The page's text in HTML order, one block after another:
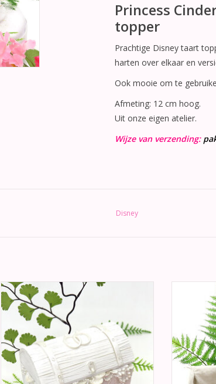
Princess
topper
Prachtige Disney taart
harten over elkaar en
Ook mooie om te
Afmeting: 12 cm hoog.
Uit onze eigen atelier.
Wijze van verzending:
Disney
Een prachtige bruiloft taarttopper. Een
schatkist special voor de trouwende
bruidspaar. Bovenop de kist 2
trouwringen.
TOEVOEGEN AAN WINKELWAGEN
linnen